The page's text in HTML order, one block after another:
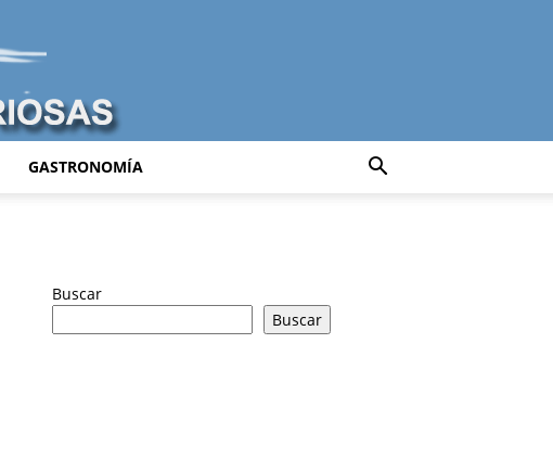
GASTRONOMÍA
Buscar
Buscar